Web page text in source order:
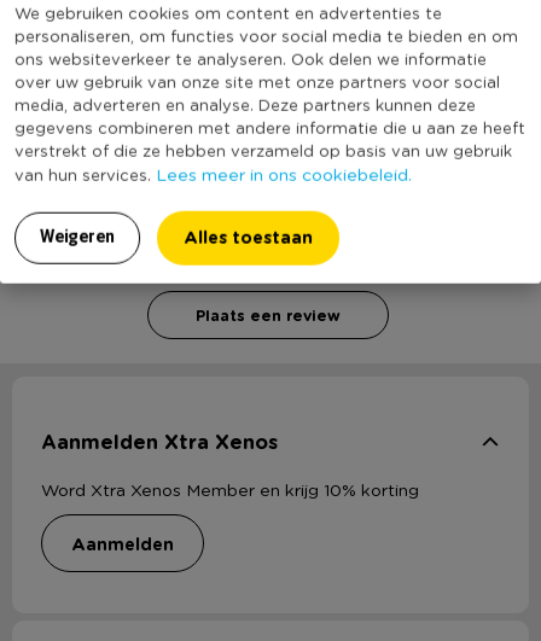
We gebruiken cookies om content en advertenties te
personaliseren, om functies voor social media te bieden en om
ons websiteverkeer te analyseren. Ook delen we informatie
over uw gebruik van onze site met onze partners voor social
media, adverteren en analyse. Deze partners kunnen deze
gegevens combineren met andere informatie die u aan ze heeft
verstrekt of die ze hebben verzameld op basis van uw gebruik
van hun services. Lees meer in ons cookiebeleid.
Weigeren Alles toestaan
bekend
Heb jij Magnetisch memobord - 13x18 cm - wit?
Schrijf een review!
Voor het schrijven van een review is een geldig e-mail adres nodig
Plaats een review
Aanmelden Xtra Xenos
Word Xtra Xenos Member en krijg 10% korting
aanmelden